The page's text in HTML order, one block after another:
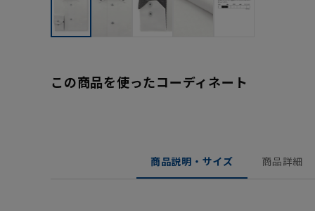
この商品を使ったコーディネート
商品説明・サイズ 商品詳細